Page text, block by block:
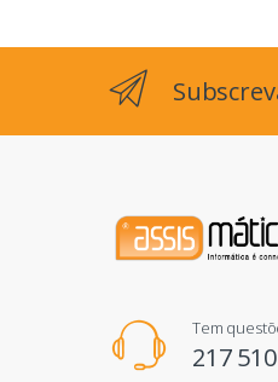
Tem
217